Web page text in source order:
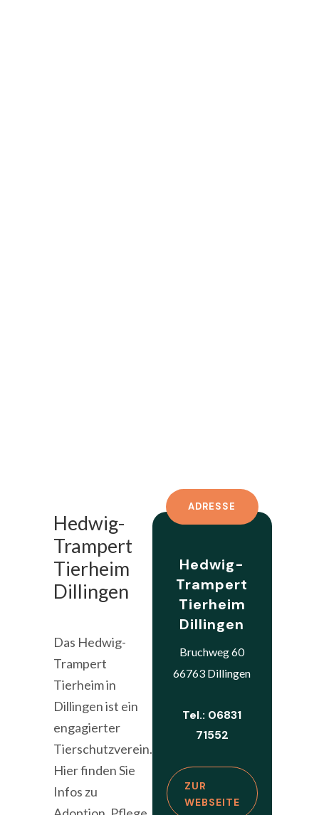
Hedwig-
Trampert
Tierheim
Dillingen
Das Hedwig-
Trampert
Tierheim in
Dillingen ist ein
engagierter
Tierschutzverein.
Hier finden Sie
Infos zu
ADRESSE
Hedwig-
Trampert
Tierheim
Dillingen
Bruchweg 60
66763 Dillingen
Tel.: 06831
71552
ZUR
WEBSEITE